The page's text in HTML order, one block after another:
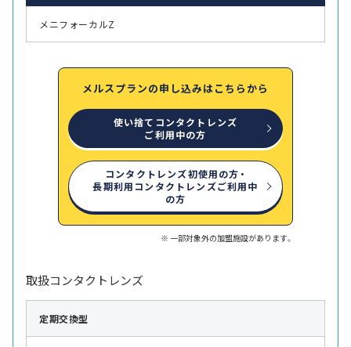
メニフォーカルZ
メルスプランの申し込みはこちらから
使い捨てコンタクトレンズ
ご利用中の方
コンタクトレンズ初使用の方・
長期利用コンタクトレンズご利用中
の方
一部対象外の加盟施設があります。
取扱コンタクトレンズ
定期交換型